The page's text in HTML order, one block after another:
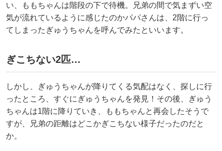
い、ももちゃんは階段の下で待機。兄弟の間で気まずい空
気が流れているように感じたのかパパさんは、2階に行っ
てしまったぎゅうちゃんを呼んでみたといいます。
ぎこちない2匹…
しかし、ぎゅうちゃんが降りてくる気配はなく、探しに行
ったところ、すぐにぎゅうちゃんを発見！その後、ぎゅう
ちゃんは1階に降りていき、ももちゃんと再会したそうで
すが、兄弟の距離はどこかぎこちない様子だったのだと
か。